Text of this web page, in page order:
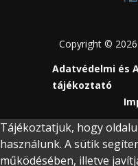
Copyright ©
Adatvédelmi és
tájékoztató
Tájékoztatjuk, hogy
használunk. A sütik
működésében, illetve